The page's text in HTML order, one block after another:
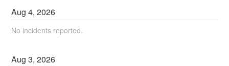
Aug4,2026
No incidents reported.
Aug3,2026